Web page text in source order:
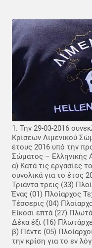
1. Την 29-03-2016
Κρίσεων Λιμενικού
έτους 2016 υπό την
Σώματος – Ελληνικής
α) Κατά τις εργασίες
συνολικά για το έτος
Τριάντα τρεις (33)
Ένας (01) Πλοίαρχος
Τέσσερις (04)
Είκοσι επτά (27)
Δέκα έξι (16)
β) Πέντε (05)
την κρίση για το εν